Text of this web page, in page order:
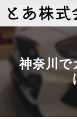
神奈川で